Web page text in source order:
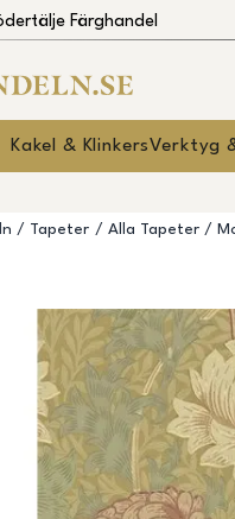
Färghandel
Kakel & KlinkersVerktyg
Tapeter Alla Tapeter